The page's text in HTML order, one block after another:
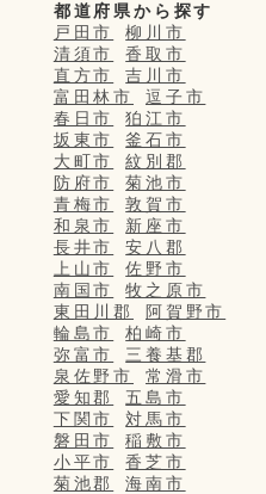
都道府県から探す
戸田市
柳川市
清須市
香取市
直方市
吉川市
富田林市
逗子市
春日市
狛江市
坂東市
釜石市
大町市
紋別郡
防府市
菊池市
青梅市
敦賀市
和泉市
新座市
長井市
安八郡
上山市
佐野市
南国市
牧之原市
東田川郡
阿賀野市
輪島市
柏崎市
弥富市
三養基郡
泉佐野市
常滑市
愛知郡
五島市
下関市
対馬市
磐田市
稲敷市
小平市
香芝市
菊池郡
海南市